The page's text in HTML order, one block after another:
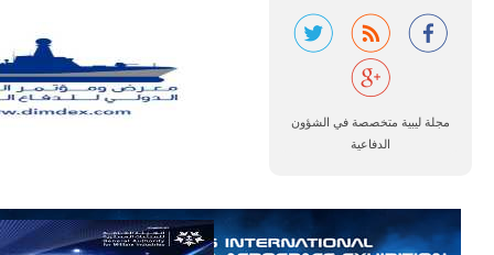
مجلة ليبية متخصصة في الشؤون
الدفاعية
أفريقيا
تتصدر العالم
في الطلب
إمبراير البرازيلية
للصناعات الجوية
أن تصبح القارة